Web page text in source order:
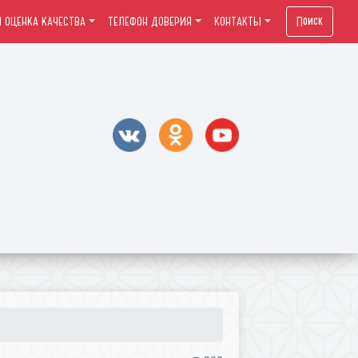
КАЧЕСТВА ТЕЛЕФОН ДОВЕРИЯ КОНТАКТЫ Поиск